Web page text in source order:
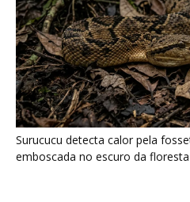
Surucucu detecta calor pela
emboscada no escuro da floresta